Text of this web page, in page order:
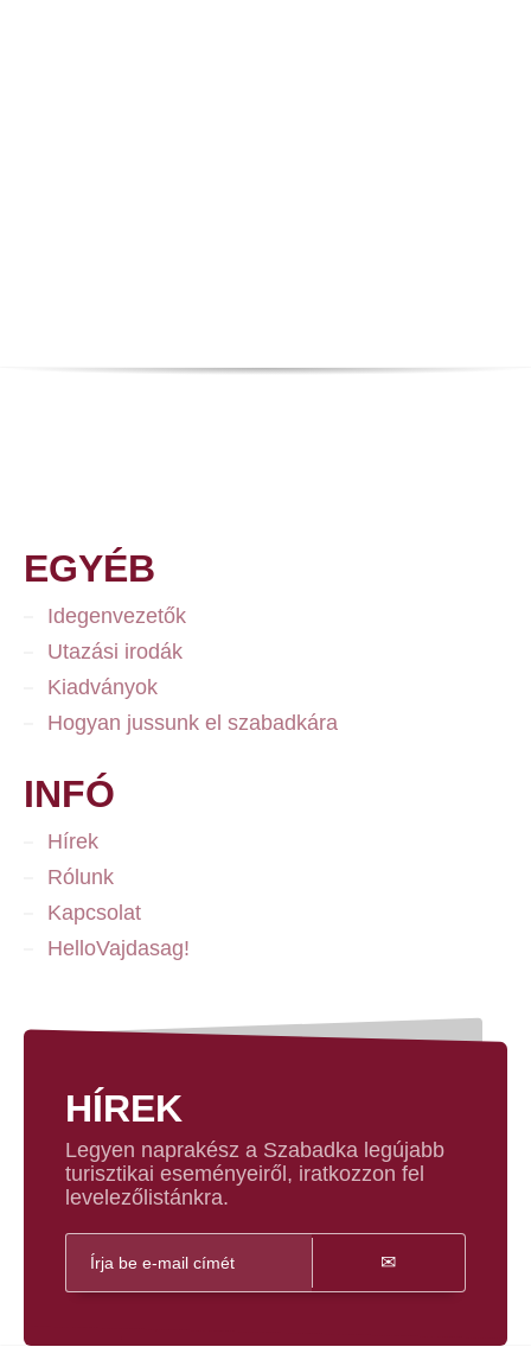
EGYÉB
Idegenvezetők
Utazási irodák
Kiadványok
Hogyan jussunk el szabadkára
INFÓ
Hírek
Rólunk
Kapcsolat
HelloVajdasag!
HÍREK
Legyen naprakész a Szabadka legújabb
turisztikai eseményeiről, iratkozzon fel
levelezőlistánkra.